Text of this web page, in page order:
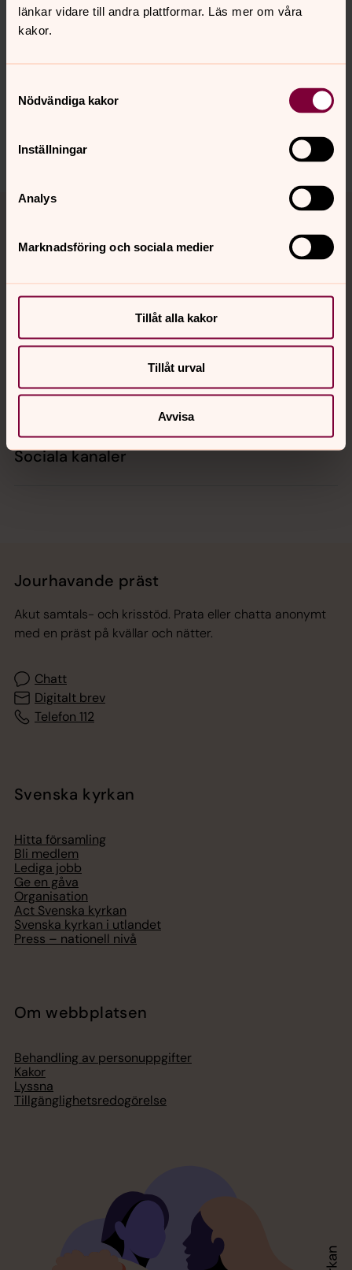
länkar vidare till andra plattformar. Läs mer om våra
kakor.
Nödvändiga kakor
Inställningar
Analys
Marknadsföring och sociala medier
Tillåt alla kakor
Tillåt urval
Avvisa
Senast ändrad 28 maj 2026
innehåll?
Dela
Tillbaka till toppen
Tillbaka till innehållet
Kontakt
Kalender
Hitta snabbt
Sociala kanaler
Jourhavande präst
Akut samtals- och krisstöd. Prata eller chatta anonymt
med en präst på kvällar och nätter.
Chatt
Digitalt brev
Telefon 112
Svenska kyrkan
Hitta församling
Bli medlem
Lediga jobb
Ge en gåva
Organisation
Act Svenska kyrkan
Svenska kyrkan i utlandet
Press – nationell nivå
Om webbplatsen
Behandling av personuppgifter
Kakor
Lyssna
Tillgänglighetsredogörelse